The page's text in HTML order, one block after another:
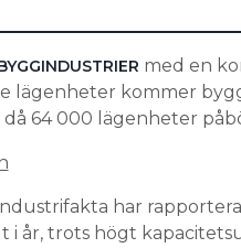
med en
lägenheter kommer
64 000 lägenheter
har
i år, trots högt